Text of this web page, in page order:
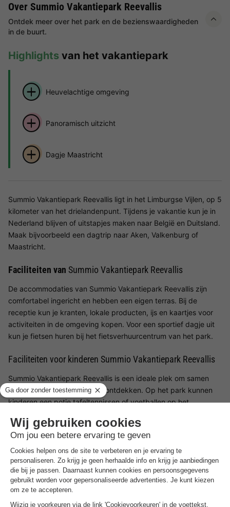
Over Summio Vakantiepark Reevallis
Ontdek meer over het park en de bezienswaardigheden
in de buurt.
Highlights van het vakantiepark
Heuvelachtige omgeving
Panoramisch uitzicht
Dagje Maastricht
Summio Vakantiepark Reevallis ligt in het Limburgse Vijlen, op 5
kilometer van het drielandenpunt. Tijdens je vakantie kun je in
Nederland blijven of uitstapjes maken naar België en Duitsland.
Maak bijvoorbeeld een dagtrip naar Aken, Valkenburg of
Maastricht.
Faciliteiten van Summio Vakantiepark Reevallis
De accommodaties van Summio Vakantiepark Reevallis zijn
comfortabel ingericht en hebben een eigen terras. Bij de
receptie kun je kranten, lokale producten, ijs en kaartjes voor
activiteiten in de omgeving kopen. Voor een sportief dagje uit
kun je fietsen huren bij het fietsverhuurcentrum van het park.
Faciliteiten voor kinderen Summio Vakantiepark Reevallis
Summio Vakantiepark Reevallis is een ideale plek om samen
met je kinderen de natuur te ontdekken. Op het park kunnen
kinderen een potje tafeltennissen of voetballen op het
genoeg te doen. Bezoek bijvoorbeeld Gaia Park Zoo in
Kerkrade (12 km) of de binnenspeeltuin Kinderstad in Heerlen
(17 km). Ook het Discovery Centre Continium is een aanrader.
Hier kunnen kinderen een leven lang ontdekken wat
wetenschap en technologie betekenen.
Summio Vakantiepark Reevallis